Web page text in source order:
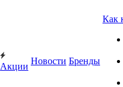
Акции
Новости Бренды
Как